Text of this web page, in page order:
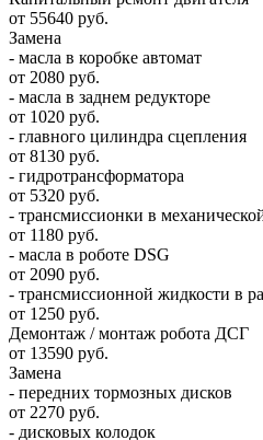
от 55640 руб.
Замена
- масла в коробке автомат
от 2080 руб.
- масла в заднем редукторе
от 1020 руб.
- главного цилиндра сцепления
от 8130 руб.
- гидротрансформатора
от 5320 руб.
- трансмиссионки в
от 1180 руб.
- масла в роботе DSG
от 2090 руб.
- трансмиссионной жидкости в
от 1250 руб.
Демонтаж / монтаж робота ДСГ
от 13590 руб.
Замена
- передних тормозных дисков
от 2270 руб.
- дисковых колодок